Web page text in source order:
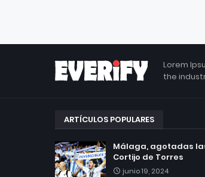
Lorem
the
ARTÍCULOS POPULARES
Málaga, agotadas
Cortijo de Torres
junio 19, 2024